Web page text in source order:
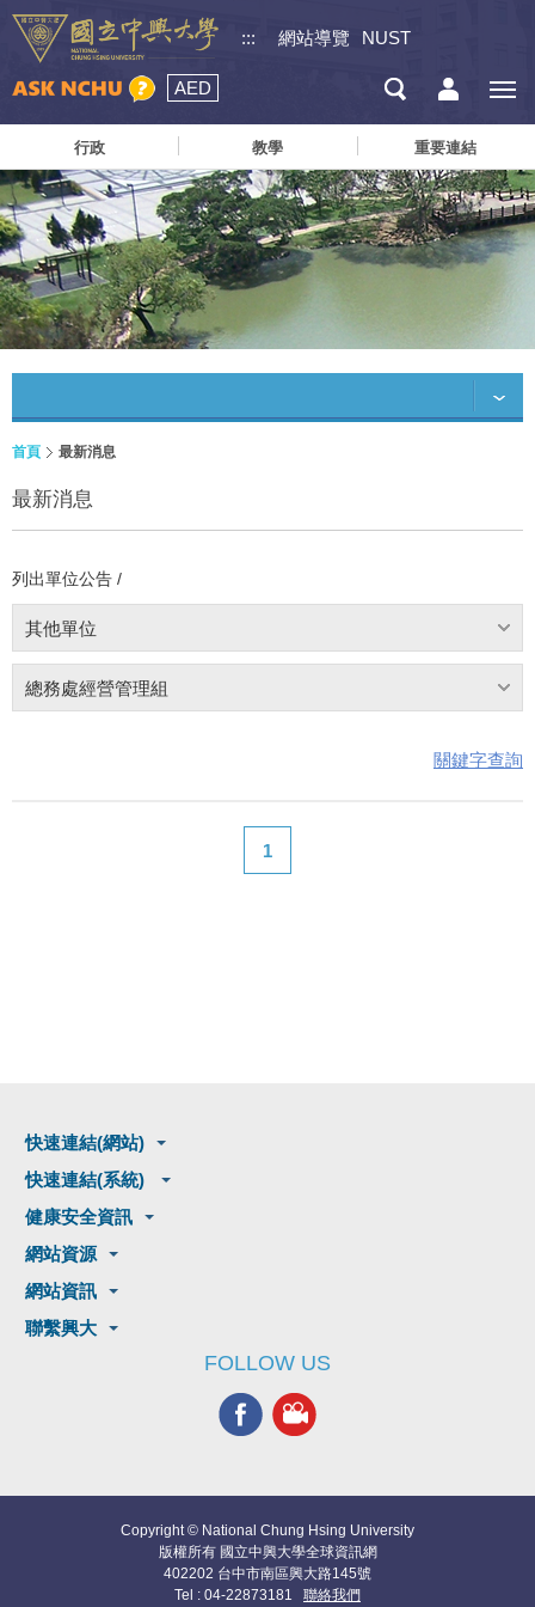
::: 網站導覽 NUST
AED
行政 教學 重要連結
首頁 最新消息
最新消息
列出單位公告 /
其他單位
總務處經營管理組
關鍵字查詢
1
快速連結(網站)
快速連結(系統)
健康安全資訊
網站資源
網站資訊
聯繫興大
FOLLOW US
Copyright © National Chung Hsing University
版權所有 國立中興大學全球資訊網
402202 台中市南區興大路145號
Tel : 04-22873181 聯絡我們